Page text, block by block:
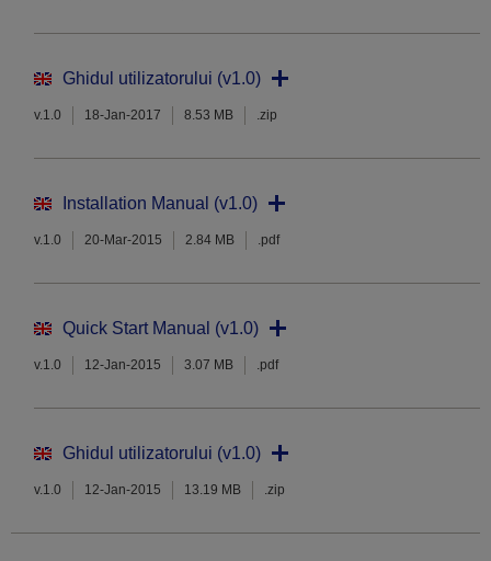
Ghidul utilizatorului (v1.0)
v.1.0 18-Jan-2017 8.53 MB .zip
Installation Manual (v1.0)
v.1.0 20-Mar-2015 2.84 MB .pdf
Quick Start Manual (v1.0)
v.1.0 12-Jan-2015 3.07 MB .pdf
Ghidul utilizatorului (v1.0)
v.1.0 12-Jan-2015 13.19 MB .zip